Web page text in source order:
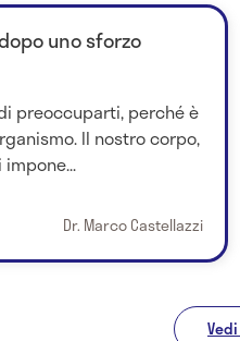
uno sforzo
preoccuparti, perché è
Il nostro corpo,
Dr. Marco Castellazzi